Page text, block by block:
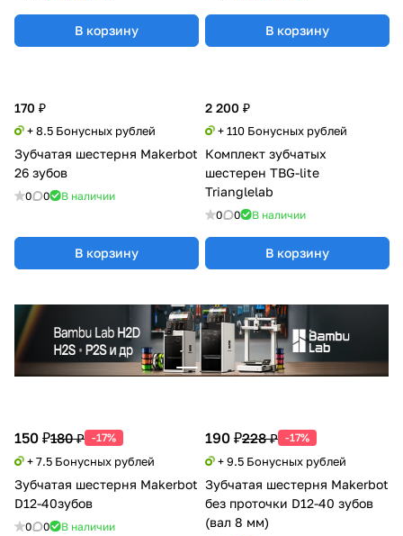
В корзину В корзину
170 ₽
+ 8.5 Бонусных рублей
Зубчатая шестерня Makerbot
26 зубов
0 0 В наличии
В корзину
2 200 ₽
+ 110 Бонусных рублей
Комплект зубчатых
шестерен TBG-lite
Trianglelab
0 0 В наличии
В корзину
150 ₽180 ₽ -17%
+ 7.5 Бонусных рублей
Зубчатая шестерня Makerbot
D12-40зубов
0 0 В наличии
190 ₽228 ₽ -17%
+ 9.5 Бонусных рублей
Зубчатая шестерня Makerbot
без проточки D12-40 зубов
(вал 8 мм)